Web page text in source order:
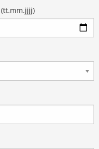
(tt.mm.jjjj)